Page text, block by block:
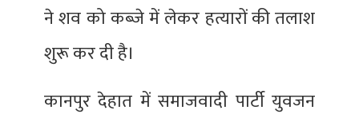
ने शव को कब्जे में लेकर हत्यारों की तलाश
शुरू कर दी है।
कानपुर देहात में समाजवादी पार्टी युवजन